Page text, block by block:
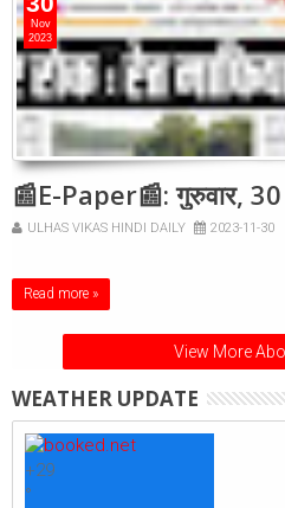
Nov
2023
📰E-Paper📰: गुरुवार,
ULHAS VIKAS HINDI DAILY 2023-11-30
Read more »
View More
WEATHER UPDATE
+29
°